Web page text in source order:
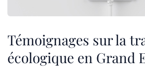
Témoignages sur la
écologique en Grand